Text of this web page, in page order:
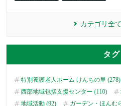
カテゴリ全
タグ
特別養護老人ホーム けんちの里 (278)
西部地域包括支援センター (110)
地域活動 (92)
ガーデン・ほんむ